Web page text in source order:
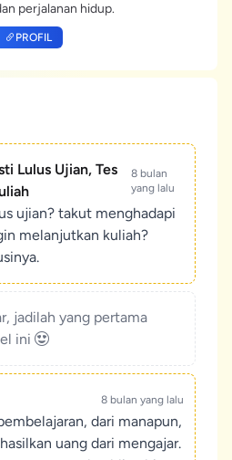
perjalanan hidup.
PROFIL
Lulus Ujian, Tes
8 bulan
yang lalu
ujian? takut menghadapi
melanjutkan kuliah?
jadilah yang pertama
ini
8 bulan yang lalu
dari manapun,
uang dari mengajar.